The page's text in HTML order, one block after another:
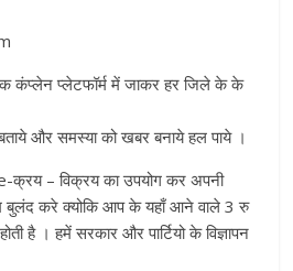
कंप्लेन प्लेटफॉर्म में जाकर हर जिले के के
और समस्या को खबर बनाये हल पाये ।
क्रय – विक्रय का उपयोग कर अपनी
करे क्योकि आप के यहाँ आने वाले 3 रु
है । हमें सरकार और पार्टियो के विज्ञापन